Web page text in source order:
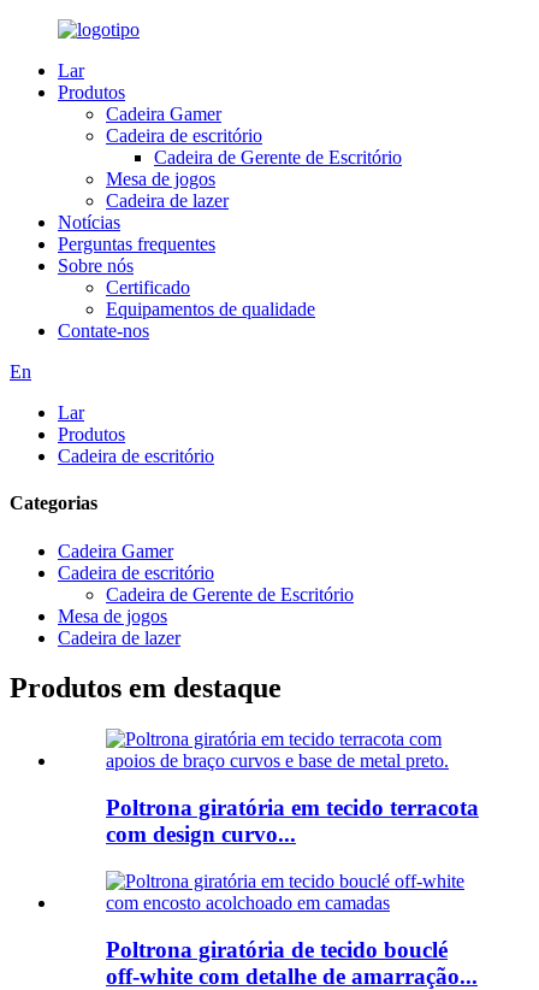
Lar
Produtos
Cadeira Gamer
Cadeira de escritório
Cadeira de Gerente de Escritório
Mesa de jogos
Cadeira de lazer
Notícias
Perguntas frequentes
Sobre nós
Certificado
Equipamentos de qualidade
Contate-nos
En
Lar
Produtos
Cadeira de escritório
Categorias
Cadeira Gamer
Cadeira de escritório
Cadeira de Gerente de Escritório
Mesa de jogos
Cadeira de lazer
Produtos em destaque
Poltrona giratória em tecido terracota
com design curvo...
Poltrona giratória de tecido bouclé
off-white com detalhe de amarração...